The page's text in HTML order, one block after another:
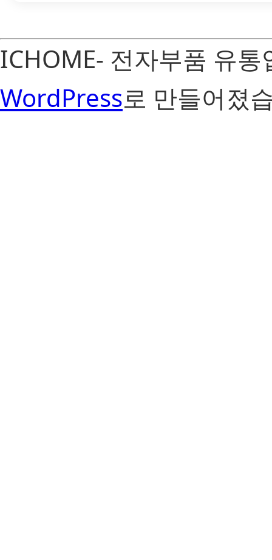
ICHOME- 전자부품 유
WordPress로 만들어졌